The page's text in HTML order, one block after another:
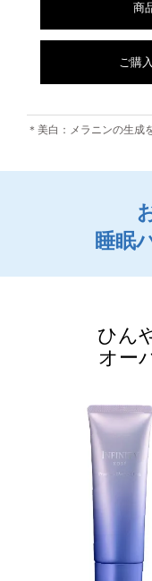
商
ご購
＊美白：メラニンの生成
睡眠
ひん
オー